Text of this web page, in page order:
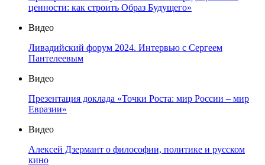
ценности: как строить Образ Будущего»
Видео
Ливадийский форум 2024. Интервью с Сергеем
Пантелеевым
Видео
Презентация доклада «Точки Роста: мир России – мир
Евразии»
Видео
Алексей Дзермант о философии, политике и русском
кино